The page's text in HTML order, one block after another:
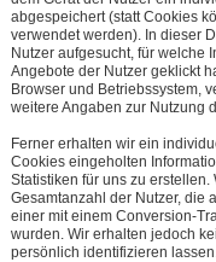
abgespeichert (statt Cookies
verwendet werden). In dieser
Nutzer aufgesucht, für welche
Angebote der Nutzer geklickt
Browser und Betriebssystem,
weitere Angaben zur Nutzung
Ferner erhalten wir ein
Cookies eingeholten
Statistiken für uns zu
Gesamtanzahl der Nutzer, die
einer mit einem Conversion-
wurden. Wir erhalten jedoch
persönlich identifizieren lassen.